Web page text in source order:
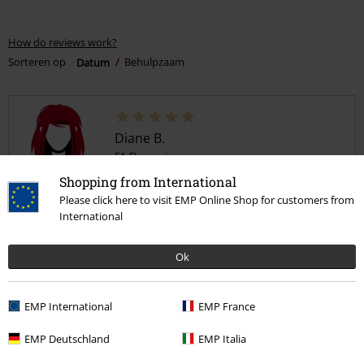
Shopping from International
Please click here to visit EMP Online Shop for customers from
International
Ok
EMP International EMP France
EMP Deutschland EMP Italia
How do reviews work?
Sorteren op
Datum Behulpzaam
Diane B.
51 Recensies
Gepost op: vrijdag, 6 augustus 2021
Wat een prachtig dekbedovertrek!
Ik ben er ontzettend blij mee en er zit zelfs een extra kussensloop
bij, mocht je een groter kussen hebben.
Goed over nagedacht!
Geverifieerde recensie